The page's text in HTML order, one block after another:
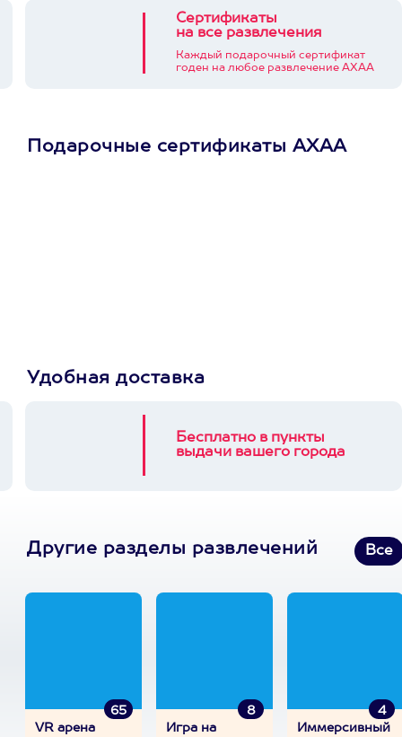
Сертификаты
на все развлечения
Каждый подарочный сертификат
годен на любое развлечение АХАА
Подарочные сертификаты АХАА
Удобная доставка
Бесплатно в пункты
выдачи вашего города
Другие разделы развлечений Все
65
VR арена
8
Игра на
4
Иммерсивный